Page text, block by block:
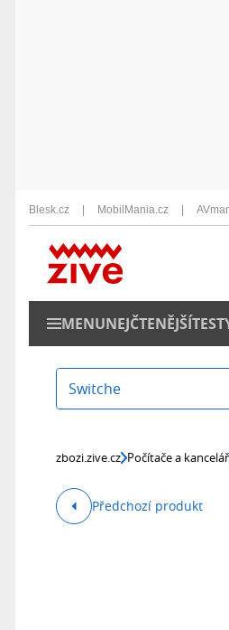
Blesk.cz MobilMania.cz
MENUNEJČTENĚJŠÍ
Switche
zbozi.zive.cz Počítače a kancelář
Předchozí produkt